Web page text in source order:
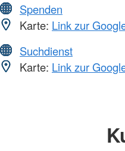
Spenden
Karte: Link zur
Suchdienst
Karte: Link zur